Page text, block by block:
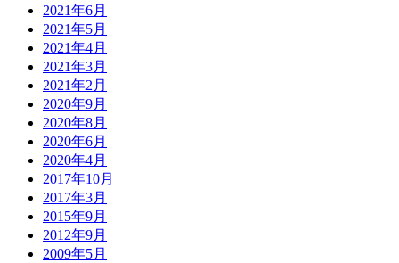
2021年6月
2021年5月
2021年4月
2021年3月
2021年2月
2020年9月
2020年8月
2020年6月
2020年4月
2017年10月
2017年3月
2015年9月
2012年9月
2009年5月